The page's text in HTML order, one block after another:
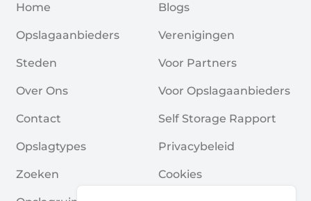
Home
Opslagaanbieders
Steden
Over Ons
Contact
Opslagtypes
Zoeken
Blogs
Verenigingen
Voor Partners
Voor Opslagaanbieders
Self Storage Rapport
Privacybeleid
Cookies